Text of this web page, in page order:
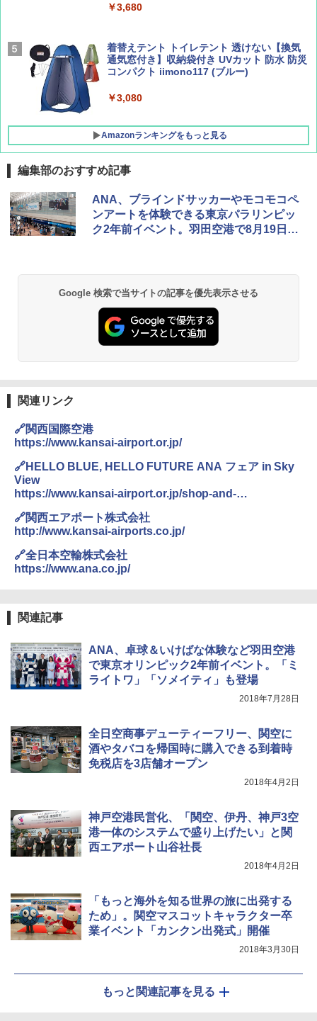
￥1,760
￥9,990
[キャンパーズコレクション 山善] 傘みたいに
広げるだけ パッとサッとテント キューブワ
イド ブラックコーティング フルクローズ メ
ATCW-150B エクルベージュ
￥3,680
着替えテント トイレテント 透けない【換気
通気窓付き】収納袋付き UVカット 防水 防災
コンパクト iimono117 (ブルー)
￥3,080
Amazonランキングをもっと見る
編集部のおすすめ記事
ANA、ブラインドサッカーやモコモコペ
ンアートを体験できる東京パラリンピッ
ク2年前イベント。羽田空港で8月19日実
Google 検索で当サイトの記事を優先表示させる
関連リンク
🔗関西国際空港
https://www.kansai-airport.or.jp/
🔗HELLO BLUE, HELLO FUTURE ANA フェア in Sky
View
https://www.kansai-airport.or.jp/shop-and-
🔗関西エアポート株式会社
http://www.kansai-airports.co.jp/
🔗全日本空輸株式会社
https://www.ana.co.jp/
関連記事
ANA、卓球＆いけばな体験など羽田空港
で東京オリンピック2年前イベント。「ミ
ライトワ」「ソメイティ」も登場
2018年7月28日
全日空商事デューティーフリー、関空に
酒やタバコを帰国時に購入できる到着時
免税店を3店舗オープン
2018年4月2日
神戸空港民営化、「関空、伊丹、神戸3空
港一体のシステムで盛り上げたい」と関
西エアポート山谷社長
2018年4月2日
「もっと海外を知る世界の旅に出発する
ため」。関空マスコットキャラクター卒
業イベント「カンクン出発式」開催
2018年3月30日
もっと関連記事を見る